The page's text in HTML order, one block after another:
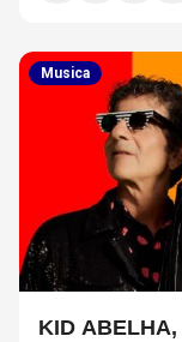
Musica
KID